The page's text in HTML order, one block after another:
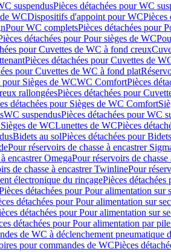
suspendusPièces détachées pour WC
WCDispositifs d'appoint pour WCPièces
Pour WC completsPièces détachées pour
détachées pour Pour sièges de WC
pour Cuvettes de WC à fond creux
Pièces détachées pour Cuvettes de
pour Cuvettes de WC à fond plat
pour Sièges de WCWC ComfortPièces
rallongéesPièces détachées pour
détachées pour Sièges de WC Comfort
WC suspendusPièces détachées pour WC
de WCLunettes de WCPièces
Bidets au solPièces détachées pour
Pour réservoirs de chasse à encastrer
encastrer OmegaPour réservoirs de
de chasse à encastrer TwinlinePour
électronique du rinçagePièces
détachées pour Pour alimentation sur
détachées pour Pour alimentation sur
détachées pour Pour alimentation sur
détachées pour Pour alimentation par
de WC à déclenchement pneumatique
pour commandes de WCPièces